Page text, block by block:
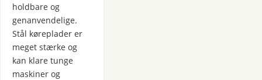
holdbare og
genanvendelige.
Stål køreplader er
meget stærke og
kan klare tunge
maskiner og